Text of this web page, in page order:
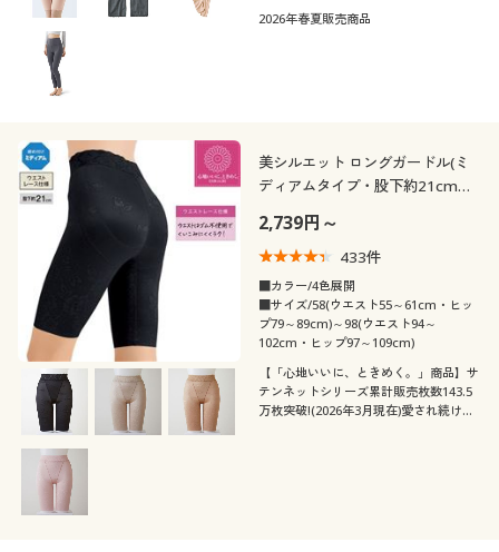
2026年春夏販売商品
美シルエット ロングガードル(ミ
ディアムタイプ・股下約21cm・
2,739円～
433件
■カラー/4色展開
■サイズ/58(ウエスト55～61cm・ヒッ
プ79～89cm)～98(ウエスト94～
102cm・ヒップ97～109cm)
【「心地いいに、ときめく。」商品】サ
テンネットシリーズ累計販売枚数143.5
万枚突破!(2026年3月現在)愛され続ける